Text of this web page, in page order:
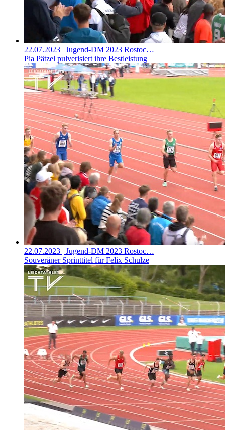
22.07.2023 | Jugend-DM 2023 Rostoc…
Pia Pätzel pulverisiert ihre Bestleistung
22.07.2023 | Jugend-DM 2023 Rostoc…
Souveräner Sprinttitel für Felix Schulze